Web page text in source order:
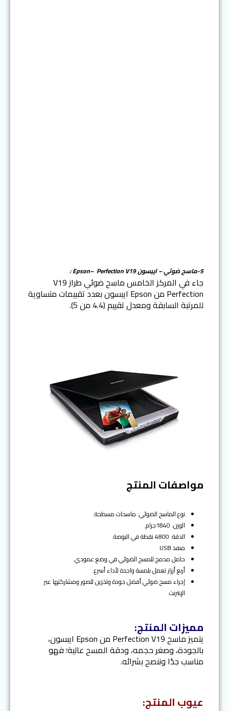
5-ماسح ضوئي – ايبسون Epson
–Perfection V19 :
جاء في المركز الخامس ماسح ضوئي طراز V19
Perfection من Epson ايبسون بعدد تقييمات متساوية
للمرتبة السابقة ومعدل تقييم (4.4 من 5).
مواصفات المنتج
نوع الماسح الضوئي: ماسحات مسطحة.
الوزن: 1840جرام.
الدقة: 4800 نقطة في البوصة.
منفذ USB
حامل مدمج للمسح الضوئي في وضع عمودي.
أربع أزرار تعمل بلمسة واحدة لأداء أسرع.
إجراء مسح ضوئي أفضل جودة وتخزين للصور ومشاركتها عبر
الإنترنت.
مميزات المنتج:
يتميز ماسح Perfection V19 من Epson ايبسون،
بالجودة، وصغر حجمه، ودقة المسح عالية؛ فهو
مناسب جدًا وننصح بشرائه.
عيوب المنتج: